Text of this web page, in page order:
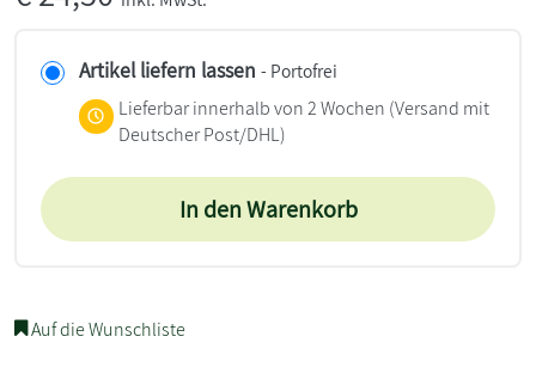
Artikel liefern lassen - Portofrei
Lieferbar innerhalb von 2 Wochen (Versand mit
Deutscher Post/DHL)
In den Warenkorb
Auf die Wunschliste